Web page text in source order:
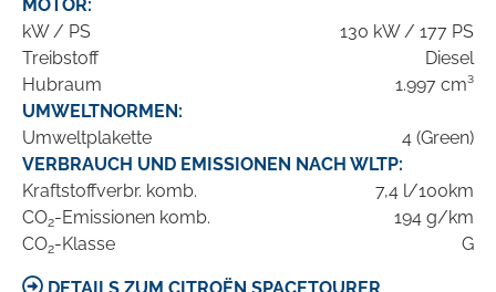
MOTOR:
kW / PS
130 kW / 177 PS
Treibstoff
Diesel
Hubraum
1.997 cm³
UMWELTNORMEN:
Umweltplakette
4 (Green)
VERBRAUCH UND EMISSIONEN NACH WLTP:
Kraftstoffverbr. komb.
7,4 l/100km
CO2-Emissionen komb.
194 g/km
CO2-Klasse G